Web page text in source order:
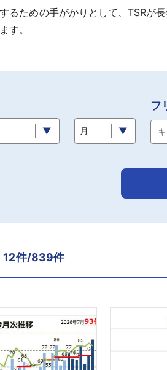
るための手がかりとして、TSRが
す。
月
フ
12件/839件